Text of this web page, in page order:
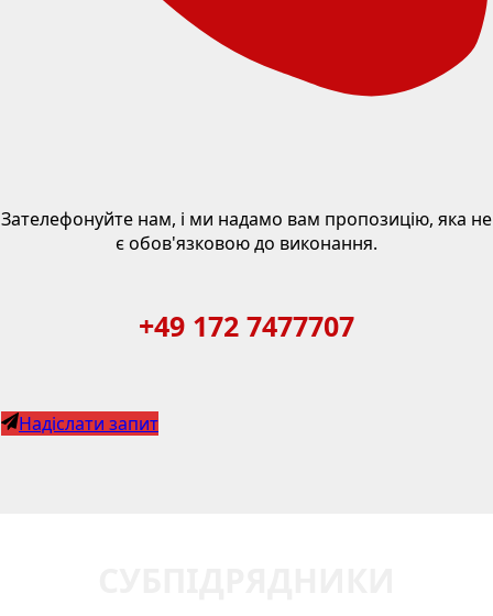
Зателефонуйте нам, і ми надамо вам пропозицію, яка не
є обов'язковою до виконання.
+49 172 7477707
Надіслати запит